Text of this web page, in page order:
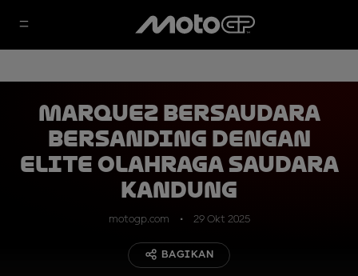
Marquez Bersaudara
Bersanding dengan
Elite Olahraga Saudara
Kandung
motogp.com 29 Okt 2025
BAGIKAN